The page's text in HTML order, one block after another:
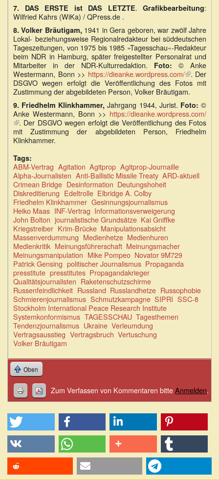
7. DAS ERSTE ist DAS LETZTE. Grafikbearbeitung:
Wilfried Kahrs (WiKa) / QPress.de .
8. Volker Bräutigam, 1941 in Gera geboren, war zwölf Jahre
Lokal- beziehungsweise Regionalredakteur bei süddeutschen
Tageszeitungen, von 1975 bis 1985 »Tagesschau«-Redakteur
beim NDR in Hamburg, später freigestellter Personalrat und
Mitarbeiter in der NDR-Kulturredaktion. Foto: © Anke
Westermann, Bonn >> https://dieanke.wordpress.com/(Link
ist
extern)
. Der
DSGVO wegen erfolgt die Veröffentlichung des Fotos mit
Zustimmung der abgebildeten Person, Volker Bräutigam.
9. Friedhelm Klinkhammer, Jahrgang 1944, Jurist. Foto: ©
Anke Westermann, Bonn >> https://dieanke.wordpress.com/
(Link
ist
extern)
. Der DSGVO wegen erfolgt die Veröffentlichung des Fotos
mit Zustimmung der abgebildeten Person, Friedhelm
Klinkhammer.
Tags:
ABM-Vertrag Agitation Agitprop Agitprop-Journaille
Alpha-Journalisten Anti-Ballistic Missile Treaty ARD-aktuell
Crimean Bridge Desinformation Deutungshoheit
Diskreditierung Edeltrolle Elbridge A. Colby
Friedhelm Klinkhammer Gesinnungsjournalismus
Heiko Maas INF-Vertrag Informationsverweigerung
John Bolton journalistische Grundsätze Kai Gniffke
Kriegstreiber Krim-Brücke Manipulationsabsicht
Massenverdummung Medienhetze Medienhuren
Medienkritik Meinungsführerschaft Meinungsmacher
Meinungsmanipulation Mike Pompeo Novator 9M729
Patrick Gensing politischer Journalismus Propaganda
presstitute presstitutes Propagandakrieger
Qualitätsjournalisten Raketenschutzschirme
Russenfeindlichkeit Russland Russlandhetze Russophobie
Schmierenjournalismus Schmutzkampagne SIPRI SSC-8
Stockholm International Peace Research Institute
Systemkonformismus TAGESSCHAU Tagesthemen
Tendenzjournalismus Ukraine Verleumdung
Vertragsausstieg Vertragsbruch Vertuschung
Volker Bräutigam
Oben
Zum Verfassen von Kommentaren bitteAnmelden.